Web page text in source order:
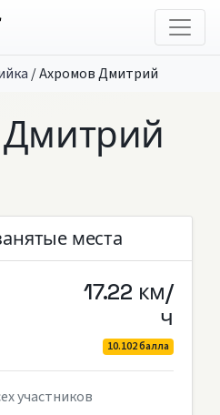
/Ахромов Дмитрий
места
17.22 км/
ч
10.102 балла
участников